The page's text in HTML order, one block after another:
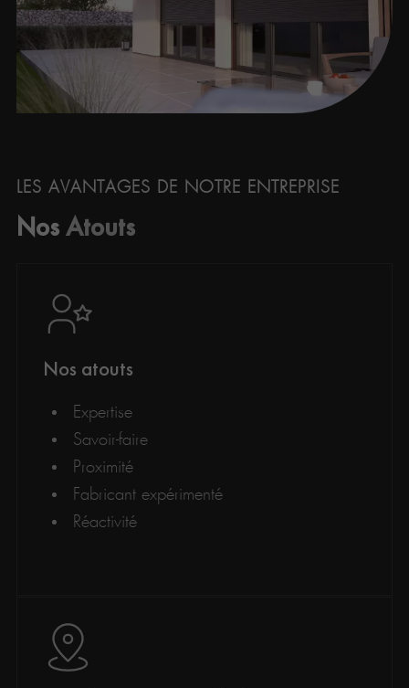
LES AVANTAGES DE NOTRE ENTREPRISE
NosAtouts
Nos atouts
Expertise
Savoir-faire
Proximité
Fabricant expérimenté
Réactivité